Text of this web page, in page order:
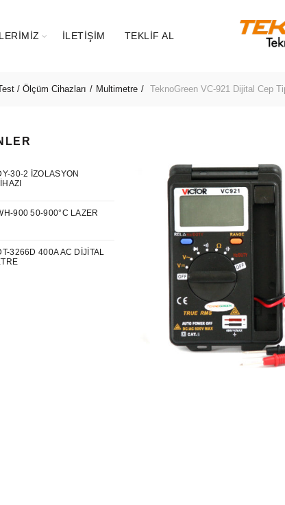
İLETIŞIM TEKLIF AL
/ Ölçüm Cihazları Multimetre TeknoGreen VC-921 Dijital Cep
30-2 İZOLASYON
900 50-900°C LAZER
3266D 400A AC DIJITAL